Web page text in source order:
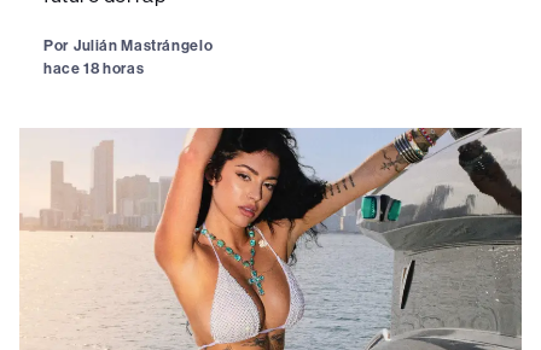
Por Julián Mastrángelo
hace 18 horas